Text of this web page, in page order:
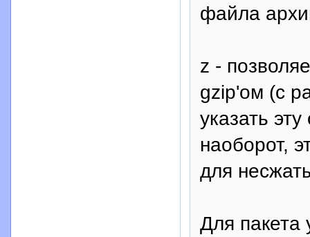
файла
z -
gzip'ом (с
указать
наоборот,
для
Для пакета